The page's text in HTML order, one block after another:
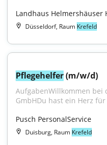
Landhaus Helmershäuser
Düsseldorf, Raum Krefeld
Pflegehelfer (m/w/d)
AufgabenWillkommen bei
GmbHDu hast ein Herz
Pusch PersonalService
Duisburg, Raum Krefeld